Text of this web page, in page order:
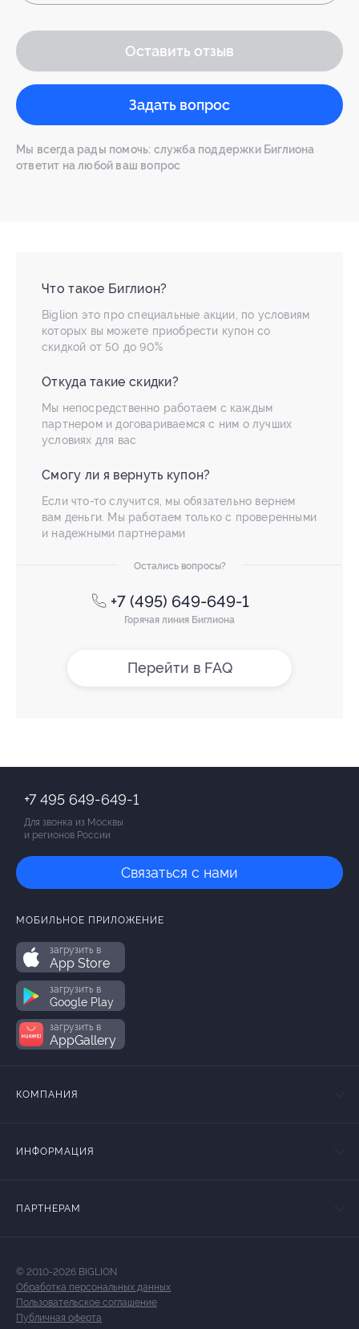
Оставить отзыв
Задать вопрос
Мы всегда рады помочь: служба поддержки Биглиона
ответит на любой ваш вопрос
Что такое Биглион?
Biglion это про специальные акции, по условиям
которых вы можете приобрести купон со
скидкой от 50 до 90%
Откуда такие скидки?
Мы непосредственно работаем с каждым
партнером и договариваемся с ним о лучших
условиях для вас
Смогу ли я вернуть купон?
Если что-то случится, мы обязательно вернем
вам деньги. Мы работаем только с проверенными
и надежными партнерами
Остались вопросы?
+7 (495) 649-649-1
Горячая линия Биглиона
Перейти в FAQ
+7 495 649-649-1
Для звонка из Москвы
и регионов России
Связаться с нами
МОБИЛЬНОЕ ПРИЛОЖЕНИЕ
загрузить в
App Store
загрузить в
Google Play
загрузить в
AppGallery
КОМПАНИЯ
ИНФОРМАЦИЯ
ПАРТНЕРАМ
© 2010-2026 BIGLION
Обработка персональных данных
Пользовательское соглашение
Публичная оферта